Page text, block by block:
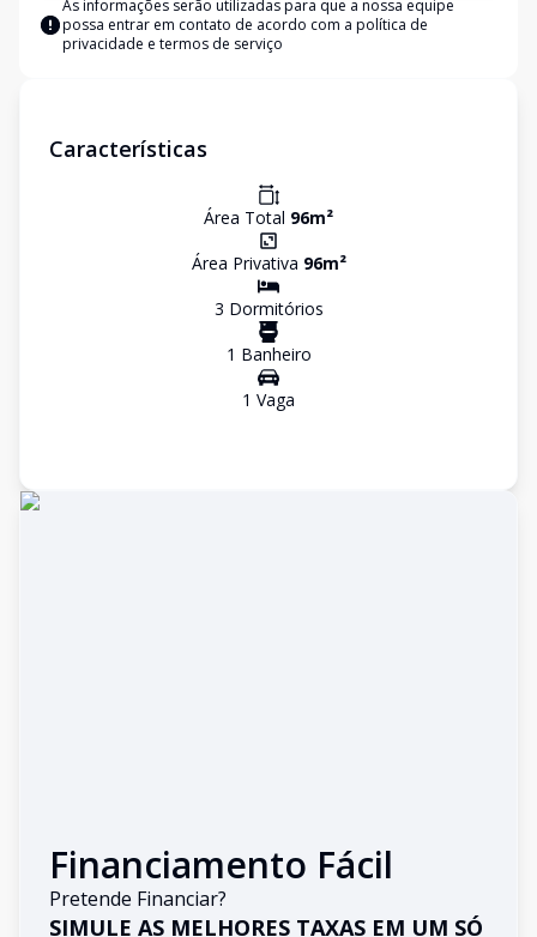
As informações serão utilizadas para que a nossa equipe
possa entrar em contato de acordo com a política de
privacidade e termos de serviço
Características
Área Total 96m²
Área Privativa 96m²
3 Dormitórios
1 Banheiro
1 Vaga
Financiamento Fácil
Pretende Financiar?
SIMULE AS MELHORES TAXAS EM UM SÓ